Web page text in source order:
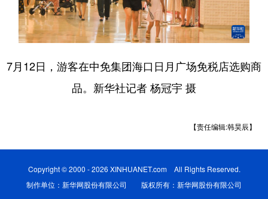
7月12日，游客在中免集团海口日月广场免税店选购商
品。新华社记者 杨冠宇 摄
【责任编辑:韩昊辰】
Copyright © 2000 - 2026 XINHUANET.com All Rights Reserved.
制作单位：新华网股份有限公司 版权所有：新华网股份有限公司